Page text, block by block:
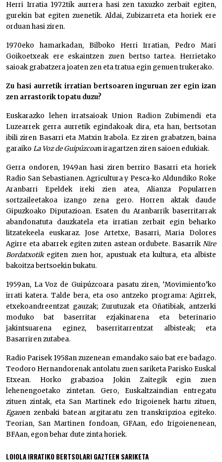
Herri Irratia 1972tik aurrera hasi zen taxuzko zerbait egiten,
gurekin bat egiten zuenetik. Aldai, Zubizarreta eta horiek ere
orduan hasi ziren.
1970eko hamarkadan, Bilboko Herri Irratian, Pedro Mari
Goikoetxeak ere eskaintzen zuen bertso tartea. Herrietako
saioak grabatzera joaten zen eta tratua egin genuen trukerako.
Zu hasi aurretik irratian bertsoaren inguruan zer egin izan
zen arrastorik topatu duzu?
Euskarazko lehen irratsaioak Union Radion Zubimendi eta
Luzearrek gerra aurretik egindakoak dira, eta han, bertsotan
ibili ziren Basarri eta Matxin Irabola. Ez ziren grabatzen, baina
garaiko La Voz de Guipúzcoan iragartzen ziren saioen edukiak.
Gerra ondoren, 1949an hasi ziren berriro Basarri eta horiek
Radio San Sebastianen. Agricultura y Pesca-ko Aldundiko Roke
Aranbarri Epeldek ireki zien atea, Alianza Popularren
sortzaileetakoa izango zena gero. Horren aktak daude
Gipuzkoako Diputazioan. Esaten du Aranbarrik baserritarrak
abandonatuta dauzkatela eta irratian zerbait egin beharko
litzatekeela euskaraz. Jose Artetxe, Basarri, Maria Dolores
Agirre eta abarrek egiten zuten astean ordubete. BasarrikNire
Bordatxotikegiten zuen hor, apustuak eta kultura, eta albiste
bakoitza bertsoekin bukatu.
1959an, La Voz de Guipúzcoara pasatu ziren, ‘Movimiento’ko
irrati katera. Talde bera, eta oso antzeko programa: Agirrek,
etxekoandreentzat gauzak; Zurutuzak eta Oñatibiak, antzerki
moduko bat baserritar ezjakinarena eta beterinario
jakintsuarena eginez, baserritarrentzat albisteak; eta
Basarriren zutabea.
Radio Parisek 1958an zuzenean emandako saio bat ere badago.
Teodoro Hernandorenak antolatu zuen sariketa Parisko Euskal
Etxean. Horko grabazioa Jokin Zaitegik egin zuen
lehenengoetako zintetan. Gero, Euskaltzaindian entregatu
zituen zintak, eta San Martinek edo Irigoienek hartu zituen,
Eganen zenbaki batean argitaratu zen transkripzioa egiteko.
Teorian, San Martinen fondoan, GFAan, edo Irigoienenean,
BFAan, egon behar dute zinta horiek.
LOIOLA IRRATIKO BERTSOLARI GAZTEEN SARIKETA